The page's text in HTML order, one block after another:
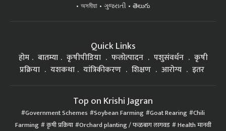
অসমীয়া
ગુજરાતી తెలుగు
Quick Links
होम बातम्या कृषीपीडिया फलोत्पादन पशुसंवर्धन
कृषी
प्रक्रिया
यशकथा यांत्रिकीकरण शिक्षण आरोग्य इतर
Top on Krishi Jagran
Government Schemes Soybean Farming Goat Rearing Chili
Farming कृषी प्रक्रिया Orchard planting / फळबाग लागवड Health मानवी